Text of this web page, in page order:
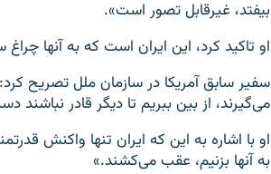
بیفتد، غیرقابل تصور است».
او تاکید کرد، این ایران است که به آنها
سفیر سابق آمریکا در سازمان ملل تصریح
می‌گیرند، از بین ببریم تا دیگر قادر نباشند
او با اشاره به این که ایران تنها واکنش
به آنها بزنیم، عقب می‌کشند.»